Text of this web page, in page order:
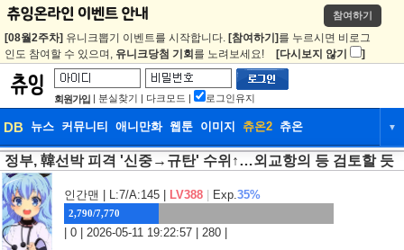
참여하기
[08월2주차] 유니크뽑기 이벤트를 시작합니다. [참여하기] 를 누르시면 비로그
인도 참여할 수 있으며, 유니크당첨 기회 를 노려보세요! [다시보지 않기 ]
회원가입 | 분실찾기 | 다크모드 | 로그인유지
DB 뉴스 커뮤니티 애니만화 웹툰 이미지 츄온2 츄온 ▼
DB 뉴스 커뮤니티 애니만화
웹툰 이미지 츄온2
정부, 韓선박 피격 '신중→규탄' 수위↑…외교항의 등 검토할 듯
인간맨 | L:7/A:145 | LV388 Exp.35%
2,790/7,770
| 0 | 2026-05-11 19:22:57 | 280 |